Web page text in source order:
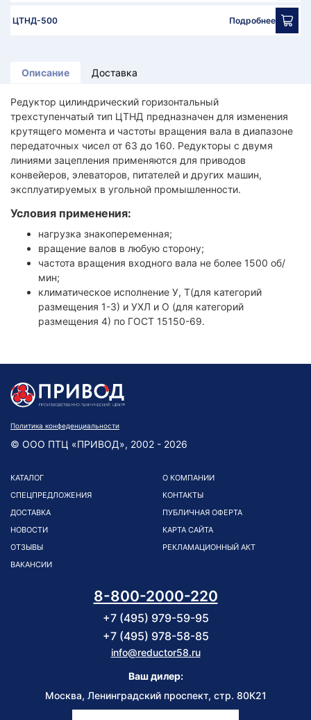
ЦТНД-500 Подробнее
Описание Доставка
Редуктор цилиндрический горизонтальный
трехступенчатый тип ЦТНД предназначен для изменения
крутящего момента и частоты вращения вала в диапазоне
передаточных чисел от 63 до 160. Редукторы с двумя
линиями зацепления применяются для приводов
конвейеров, элеваторов, питателей и других машин,
эксплуатируемых в угольной промышленности.
Условия применения:
нагрузка знакопеременная;
вращение валов в любую сторону;
частота вращения входного вала не более 1500 об/
мин;
климатическое исполнение У, Т(для категорий
размещения 1-3) и УХЛ и О (для категорий
размещения 4) по ГОСТ 15150-69.
Политика конфеденциальности
© ООО ПТЦ «ПРИВОД», 2002 - 2026
КАТАЛОГ
СПЕЦПРЕДЛОЖЕНИЯ
ДОСТАВКА
НОВОСТИ
ОТЗЫВЫ
ВАКАНСИИ
О КОМПАНИИ
КОНТАКТЫ
ПУБЛИЧНАЯ ОФЕРТА
КАРТА САЙТА
РЕКЛАМАЦИОННЫЙ АКТ
8-800-2000-220
+7 (495) 979-59-95
+7 (495) 978-58-85
info@reductor58.ru
Ваш дилер:
Москва, Ленинградский проспект, стр. 80К21